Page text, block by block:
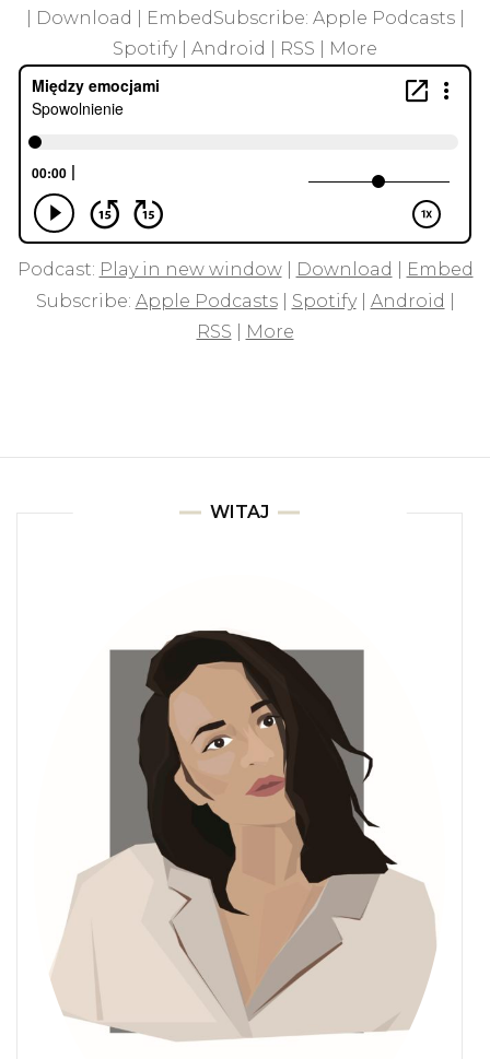
| Download | EmbedSubscribe: Apple Podcasts |
Spotify | Android | RSS | More
Podcast: Play in new window| Download
Embed
Subscribe: Apple Podcasts| Spotify| Android
RSS
More
WITAJ